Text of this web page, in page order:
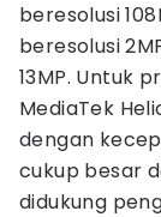
beresolusi
beresolusi
13MP. Untuk
MediaTek
dengan
cukup besar
didukung